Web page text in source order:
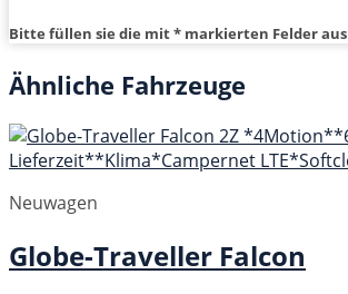
Bitte füllen sie die mit * markierten Felder aus
Ähnliche Fahrzeuge
Neuwagen
Globe-Traveller Falcon